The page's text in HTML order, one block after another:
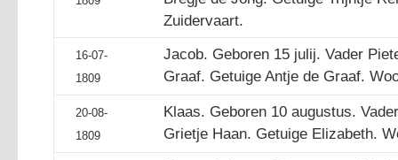
Zuidervaart.
16-07-
1809
Jacob. Geboren 15 julij. Vader
Graaf. Getuige Antje de Graaf.
20-08-
1809
Klaas. Geboren 10 augustus.
Grietje Haan. Getuige Elizabeth.